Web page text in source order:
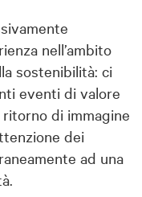
nell’ambito
sostenibilità: ci
eventi di valore
di immagine
dei
ad una